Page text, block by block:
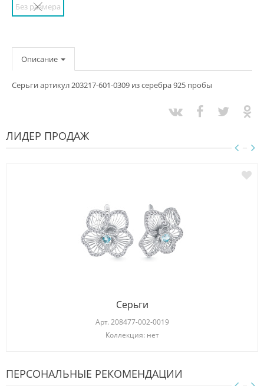
Без размера
Описание
Серьги артикул 203217-601-0309 из серебра 925 пробы
ЛИДЕР ПРОДАЖ
Серьги
Арт. 208477-002-0019
Коллекция: нет
ПЕРСОНАЛЬНЫЕ РЕКОМЕНДАЦИИ